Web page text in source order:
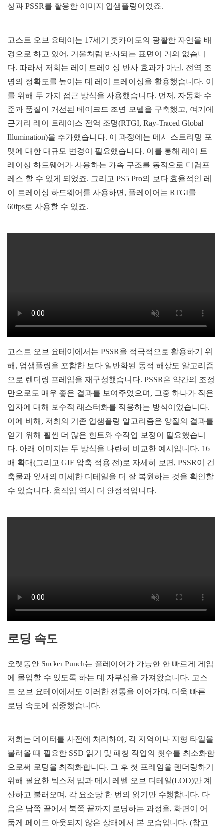
싱과 PSSR를 활용한 이미지 업샘플링이었죠.
고스트 오브 요테이는 17세기 홋카이도의 광활한 자연을 배
경으로 하고 있어, 거울처럼 반사되는 표면이 거의 없습니
다. 따라서 저희는 레이 트레이싱 반사 효과가 아닌, 전역 조
명의 정확도를 높이는 데 레이 트레이싱을 활용했습니다. 이
를 위해 두 가지 접근 방식을 사용했습니다. 먼저, 자동화 수
준과 품질이 개선된 베이크드 조명 모델을 구축했고, 여기에
근거리 레이 트레이스 전역 조명(RTGI, Ray-Traced Global
Illumination)을 추가했습니다. 이 과정에는 메시 스트리밍 포
맷에 대한 대규모 변경이 필요했습니다. 이를 통해 레이 트
레이싱 하드웨어가 사용하는 가속 구조를 동적으로 디컴프
레스 할 수 있게 되었죠. 그리고 PS5 Pro의 보다 효율적인 레
이 트레이싱 하드웨어를 사용하면, 플레이어는 RTGI를
60fps로 사용할 수 있죠.
고스트 오브 요테이에서는 PSSR을 적극적으로 활용하기 위
해, 업샘플링을 포함한 보다 일반화된 동적 해상도 알고리즘
으로 렌더링 프레임을 재구성했습니다. PSSR은 약간의 조정
만으로도 매우 좋은 결과를 보여주었으며, 그중 하나가 작은
입자에 대해 보수적 래스터화를 적용하는 방식이었습니다.
이에 비해, 저희의 기존 업샘플링 알고리즘은 양질의 결과를
얻기 위해 훨씬 더 많은 힌트와 수작업 보정이 필요했습니
다. 아래 이미지는 두 방식을 나란히 비교한 예시입니다. 16
배 확대(그리고 GIF 압축 적용 전)로 자세히 보면, PSSR이 건
축물과 잎새의 미세한 디테일을 더 잘 복원하는 것을 확인할
수 있습니다. 움직임 역시 더 안정적입니다.
로딩 속도
오랫동안 Sucker Punch는 플레이어가 가능한 한 빠르게 게임
에 몰입할 수 있도록 하는 데 자부심을 가져왔습니다. 고스
트 오브 요테이에서도 이러한 전통을 이어가며, 더욱 빠른
로딩 속도에 집중했습니다.
저희는 데이터를 사전에 처리하여, 각 지역이나 지형 타일을
불러올 때 필요한 SSD 읽기 및 패칭 작업의 횟수를 최소화함
으로써 로딩을 최적화합니다. 그 후 첫 프레임을 렌더링하기
위해 필요한 텍스처 밉과 메시 레벨 오브 디테일(LOD)만 계
산하고 불러오며, 각 요소당 한 번의 읽기만 수행합니다. 다
음은 남쪽 끝에서 북쪽 끝까지 로딩하는 과정을, 화면이 어
둡게 페이드 아웃되지 않은 상태에서 본 모습입니다. (참고